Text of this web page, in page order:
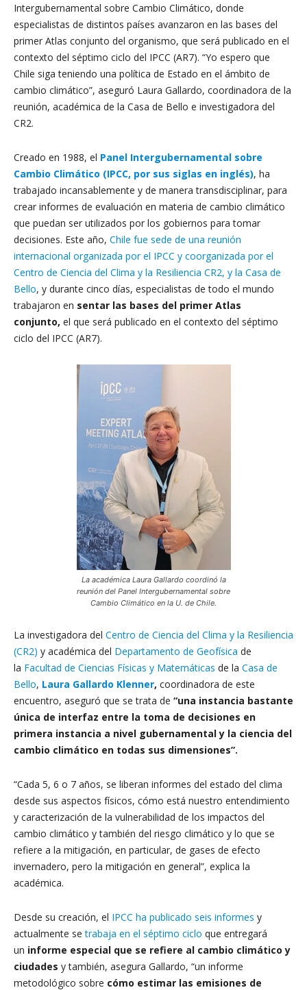
Intergubernamental sobre Cambio Climático, donde
especialistas de distintos países avanzaron en las bases del
primer Atlas conjunto del organismo, que será publicado en el
contexto del séptimo ciclo del IPCC (AR7). “Yo espero que
Chile siga teniendo una política de Estado en el ámbito de
cambio climático”, aseguró Laura Gallardo, coordinadora de la
reunión, académica de la Casa de Bello e investigadora del
CR2.
Creado en 1988, el Panel Intergubernamental sobre
Cambio Climático (IPCC, por sus siglas en inglés), ha
trabajado incansablemente y de manera transdisciplinar, para
crear informes de evaluación en materia de cambio climático
que puedan ser utilizados por los gobiernos para tomar
decisiones. Este año, Chile fue sede de una reunión
internacional organizada por el IPCC y coorganizada por el
Centro de Ciencia del Clima y la Resiliencia CR2, y la Casa de
Bello, y durante cinco días, especialistas de todo el mundo
trabajaron en sentar las bases del primer Atlas
conjunto, el que será publicado en el contexto del séptimo
ciclo del IPCC (AR7).
La académica Laura Gallardo coordinó la
reunión del Panel Intergubernamental sobre
Cambio Climático en la U. de Chile.
La investigadora del Centro de Ciencia del Clima y la Resiliencia
(CR2) y académica del Departamento de Geofísica de
la Facultad de Ciencias Físicas y Matemáticas de la Casa de
Bello, Laura Gallardo Klenner, coordinadora de este
encuentro, aseguró que se trata de “una instancia bastante
única de interfaz entre la toma de decisiones en
primera instancia a nivel gubernamental y la ciencia del
cambio climático en todas sus dimensiones”.
“Cada 5, 6 o 7 años, se liberan informes del estado del clima
desde sus aspectos físicos, cómo está nuestro entendimiento
y caracterización de la vulnerabilidad de los impactos del
cambio climático y también del riesgo climático y lo que se
refiere a la mitigación, en particular, de gases de efecto
invernadero, pero la mitigación en general”, explica la
académica.
Desde su creación, el IPCC ha publicado seis informes y
actualmente setrabaja en el séptimo ciclo que entregará
un informe especial que se refiere al cambio climático y
ciudades y también, asegura Gallardo, “un informe
metodológico sobre cómo estimar las emisiones de